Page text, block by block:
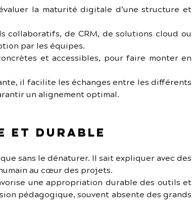
la maturité digitale d’une structure et
collaboratifs, de CRM, de solutions cloud ou
par les équipes.
et accessibles, pour faire monter en
il facilite les échanges entre les différents
un alignement optimal.
et durable
sans le dénaturer. Il sait expliquer avec des
au cœur des projets.
une appropriation durable des outils et
pédagogique, souvent absente des grands